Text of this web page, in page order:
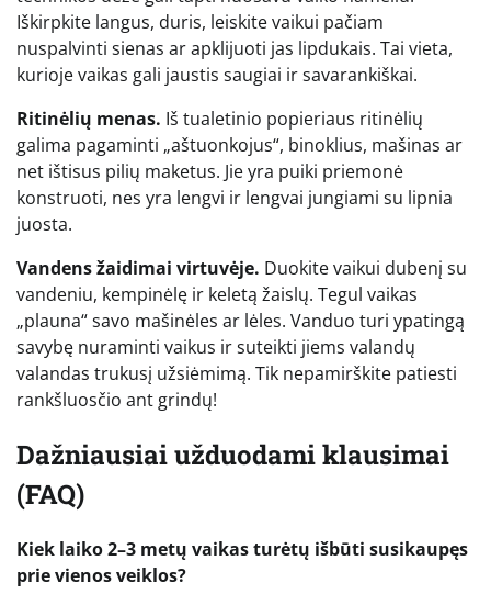
Iškirpkite langus, duris, leiskite vaikui pačiam
nuspalvinti sienas ar apklijuoti jas lipdukais. Tai vieta,
kurioje vaikas gali jaustis saugiai ir savarankiškai.
Ritinėlių menas. Iš tualetinio popieriaus ritinėlių
galima pagaminti „aštuonkojus“, binoklius, mašinas ar
net ištisus pilių maketus. Jie yra puiki priemonė
konstruoti, nes yra lengvi ir lengvai jungiami su lipnia
juosta.
Vandens žaidimai virtuvėje. Duokite vaikui dubenį su
vandeniu, kempinėlę ir keletą žaislų. Tegul vaikas
„plauna“ savo mašinėles ar lėles. Vanduo turi ypatingą
savybę nuraminti vaikus ir suteikti jiems valandų
valandas trukusį užsiėmimą. Tik nepamirškite patiesti
rankšluosčio ant grindų!
Dažniausiai užduodami klausimai
(FAQ)
Kiek laiko 2–3 metų vaikas turėtų išbūti susikaupęs
prie vienos veiklos?